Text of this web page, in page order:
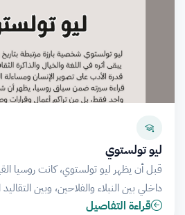
ليو تولستوي
قبل أن يظهر ليو تولستوي، كانت روسيا
داخلي بين النبلاء والفلاحين، وبين
قراءة التفاصيل